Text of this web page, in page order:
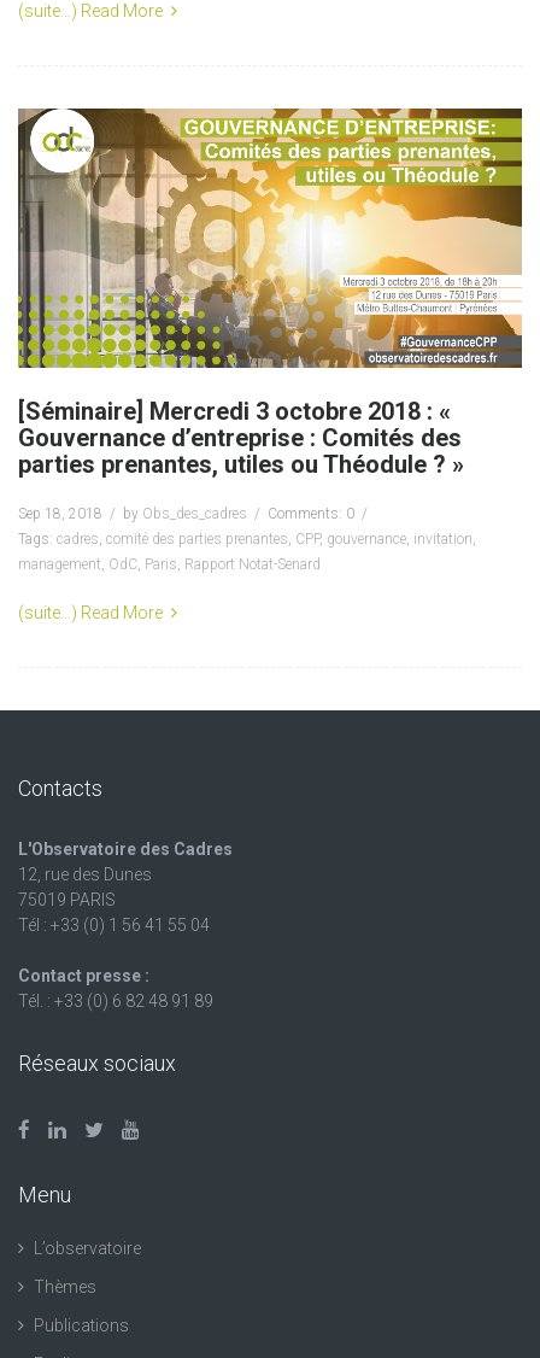
(suite…) Read More
[Séminaire] Mercredi 3 octobre 2018 : «
Gouvernance d’entreprise : Comités des
parties prenantes, utiles ou Théodule ? »
Sep 18, 2018 by Obs_des_cadres
Comments: 0
Tags: cadres comité des parties prenantes CPP, gouvernance invitation
management OdC Paris Rapport Notat-Senard
(suite…) Read More
Contacts
L'Observatoire des Cadres
12, rue des Dunes
75019 PARIS
Tél : +33 (0) 1 56 41 55 04
Contact presse :
Tél. : +33 (0) 6 82 48 91 89
Réseaux sociaux
Menu
L’observatoire
Thèmes
Publications